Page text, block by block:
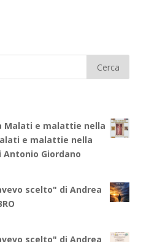
Malati e malattie nella
e malattie nella
Antonio Giordano
scelto" di Andrea
scelto" di Andrea